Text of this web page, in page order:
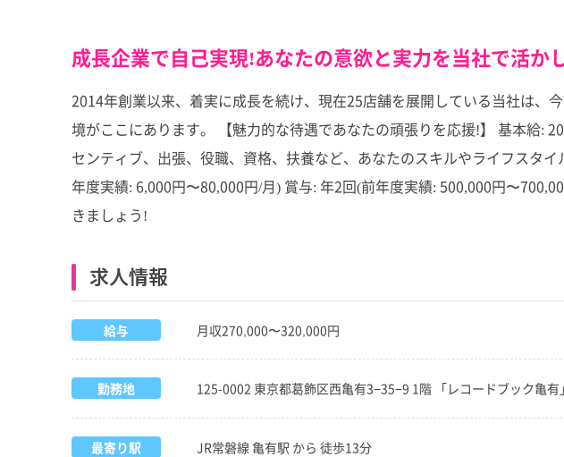
成長企業で自己実現!あなたの意欲と実力を当社で活か
2014年創業以来、着実に成長を続け、現在25店舗を展開している当社は、
境がここにあります。 【魅力的な待遇であなたの頑張りを応援!】 基本給:
センティブ、出張、役職、資格、扶養など、あなたのスキルやライフスタ
年度実績: 6,000円〜80,000円/月) 賞与: 年2回(前年度実績: 500,000円〜
きましょう!
求人情報
給与 月収270,000〜320,000円
勤務地 125-0002 東京都葛飾区西亀有3−35−9 1階 「レコードブック亀有」
最寄り駅 JR常磐線 亀有駅 から 徒歩13分